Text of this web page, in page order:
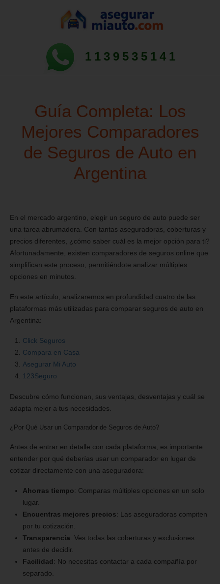
1139535141
Guía Completa: Los
Mejores Comparadores
de Seguros de Auto en
Argentina
En el mercado argentino, elegir un seguro de auto puede ser
una tarea abrumadora. Con tantas aseguradoras, coberturas y
precios diferentes, ¿cómo saber cuál es la mejor opción para ti?
Afortunadamente, existen comparadores de seguros online que
simplifican este proceso, permitiéndote analizar múltiples
opciones en minutos.
En este artículo, analizaremos en profundidad cuatro de las
plataformas más utilizadas para comparar seguros de auto en
Argentina:
Click Seguros
Compara en Casa
Asegurar Mi Auto
123Seguro
Descubre cómo funcionan, sus ventajas, desventajas y cuál se
adapta mejor a tus necesidades.
¿Por Qué Usar un Comparador de Seguros de Auto?
Antes de entrar en detalle con cada plataforma, es importante
entender por qué deberías usar un comparador en lugar de
cotizar directamente con una aseguradora:
Ahorras tiempo: Comparas múltiples opciones en un solo
lugar.
Encuentras mejores precios: Las aseguradoras compiten
por tu cotización.
Transparencia: Ves todas las coberturas y exclusiones
antes de decidir.
Facilidad: No necesitas contactar a cada compañía por
separado.